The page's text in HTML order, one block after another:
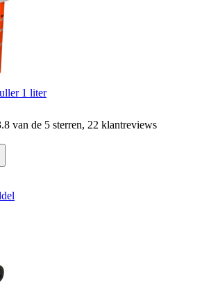
1 liter
van de 5 sterren, 22 klantreviews